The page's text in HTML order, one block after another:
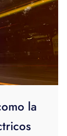
la